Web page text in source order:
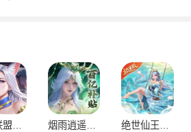
烟雨逍遥（5折30倍返利版）